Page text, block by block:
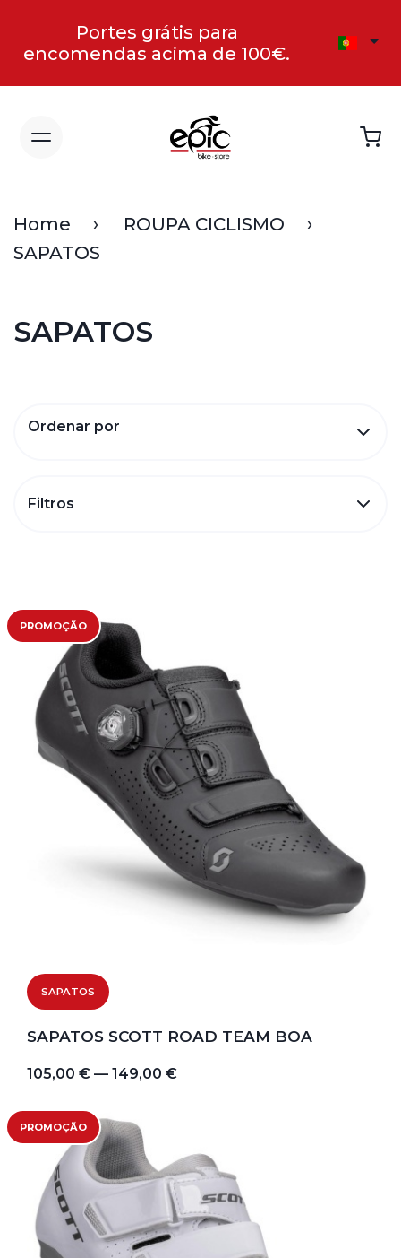
Portes grátis para
encomendas acima de 100€.
Home
ROUPA CICLISMO
SAPATOS
SAPATOS
Filtros
Ordenar por
PROMOÇÃO
SAPATOS
SAPATOS SCOTT ROAD TEAM BOA
105,00 € — 149,00 €
PROMOÇÃO